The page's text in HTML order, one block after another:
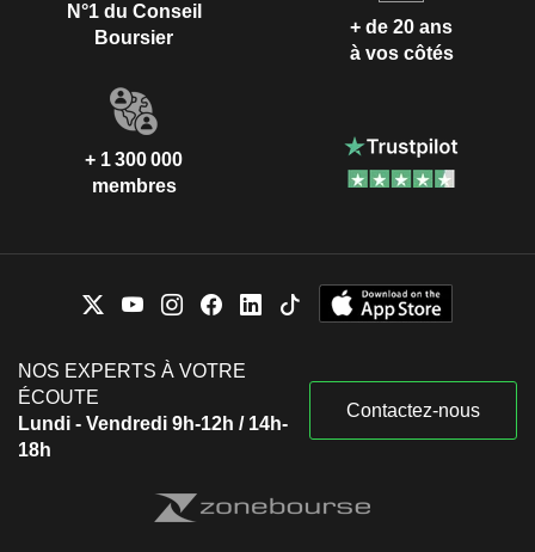
N°1 du Conseil
Boursier
+ de 20 ans
à vos côtés
+ 1 300 000
membres
NOS EXPERTS À VOTRE
ÉCOUTE
Lundi - Vendredi 9h-12h / 14h-
18h
Contactez-nous